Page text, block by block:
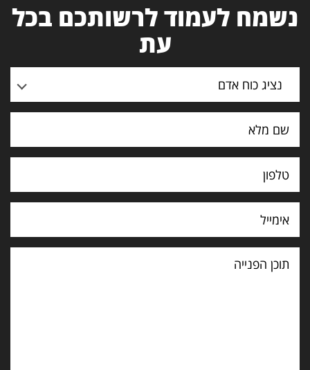
נשמח לעמוד לרשותכם בכל
עת
נציג כוח אדם
תוכן
הפנייה